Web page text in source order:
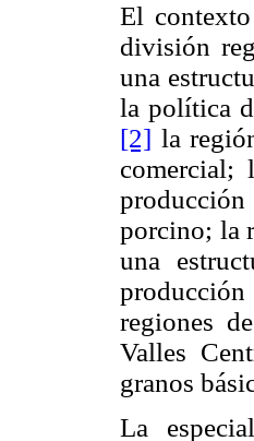
El
división
una
la política
[2] la
comercial;
porcino; la
una
producción
regiones
Valles
granos
La